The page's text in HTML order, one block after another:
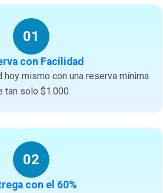
01
con Facilidad
hoy mismo con una reserva mínima
tan solo $1.000.
02
con el 60%